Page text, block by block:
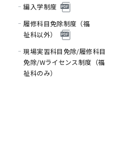
編入学制度
履修科目免除制度（福
祉科以外）
現場実習科目免除/履修科目
免除/Wライセンス制度（福
祉科のみ）